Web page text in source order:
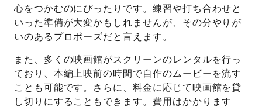
心をつかむのにぴったりです。練習や打ち合わせと
いった準備が大変かもしれませんが、その分やりが
いのあるプロポーズだと言えます。
また、多くの映画館がスクリーンのレンタルを行っ
ており、本編上映前の時間で自作のムービーを流す
ことも可能です。さらに、料金に応じて映画館を貸
し切りにすることもできます。費用はかかります